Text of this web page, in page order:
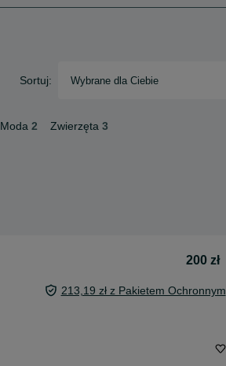
Sortuj: Wybrane dla Ciebie
Moda 2 Zwierzęta 3
200 zł
213,19 zł z Pakietem Ochronnym